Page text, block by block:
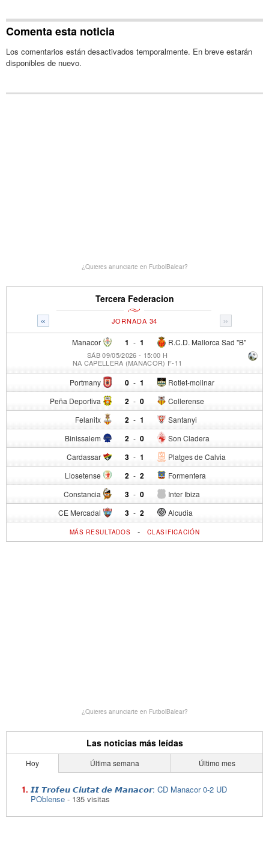
Comenta esta noticia
Los comentarios están desactivados temporalmente. En breve estarán
disponibles de nuevo.
¿Quieres anunciarte en FutbolBalear?
Tercera Federacion
« »
JORNADA 34
Manacor 1 - R.C.D. Mallorca Sad "B"
1
SÁB 09/05/2026 - 15:00 H
NA CAPELLERA (MANACOR) F-11
Portmany 0 - Rotlet-molinar
1
Peña Deportiva 2 - Collerense
0
Felanitx 2 - Santanyi
1
Binissalem 2 - Son Cladera
0
Cardassar 3 - Platges de Calvia
1
Llosetense 2 - Formentera
2
Constancia 3 - Inter Ibiza
0
CE Mercadal 3 - Alcudia
2
MÁS RESULTADOS -CLASIFICACIÓN
¿Quieres anunciarte en FutbolBalear?
Las noticias más leídas
Hoy Última semana Último mes
𝙄𝙄 𝙏𝙧𝙤𝙛𝙚𝙪 𝘾𝙞𝙪𝙩𝙖𝙩 𝙙𝙚 𝙈𝙖𝙣𝙖𝙘𝙤𝙧: CD Manacor 0-2 UD
POblense - 135 visitas